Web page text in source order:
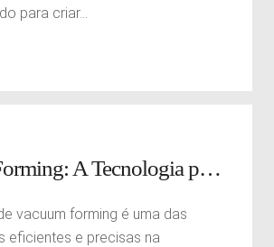
para criar...
Vacuum Forming: A Tecnologia por Trás da Personalização em Plásticos
vacuum forming é uma das
eficientes e precisas na